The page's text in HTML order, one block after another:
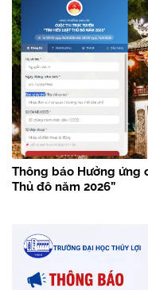
Thông báo Hưởng ứng
Thủ đô năm 2026”